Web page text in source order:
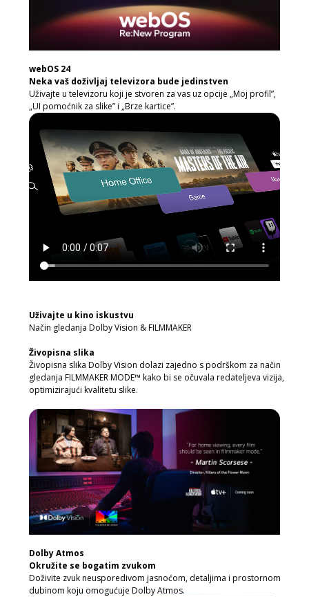
webOS 24
Neka vaš doživljaj televizora bude jedinstven
Uživajte u televizoru koji je stvoren za vas uz opcije „Moj profil”,
„UI pomoćnik za slike” i „Brze kartice”.
Uživajte u kino iskustvu
Način gledanja Dolby Vision & FILMMAKER
Živopisna slika
Živopisna slika Dolby Vision dolazi zajedno s podrškom za način
gledanja FILMMAKER MODE™ kako bi se očuvala redateljeva vizija,
optimizirajući kvalitetu slike.
Dolby Atmos
Okružite se bogatim zvukom
Doživite zvuk neusporedivom jasnoćom, detaljima i prostornom
dubinom koju omogućuje Dolby Atmos.